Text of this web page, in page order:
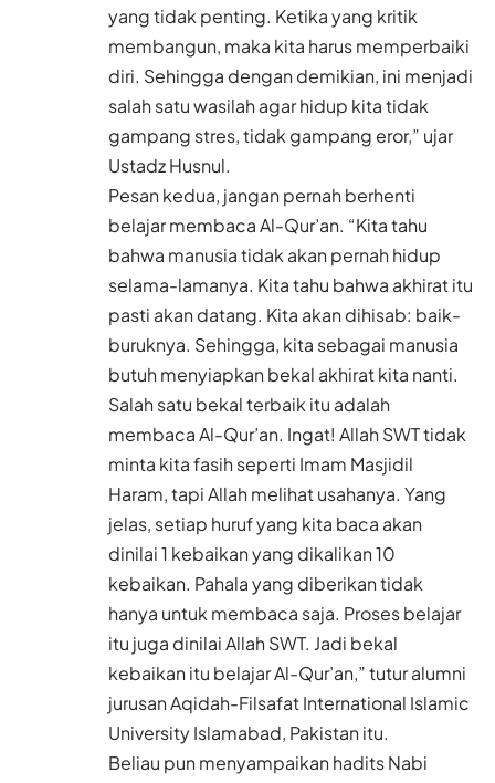
yang tidak penting. Ketika yang kritik
membangun, maka kita harus memperbaiki
diri. Sehingga dengan demikian, ini menjadi
salah satu wasilah agar hidup kita tidak
gampang stres, tidak gampang eror,” ujar
Ustadz Husnul.
Pesan kedua, jangan pernah berhenti
belajar membaca Al-Qur’an. “Kita tahu
bahwa manusia tidak akan pernah hidup
selama-lamanya. Kita tahu bahwa akhirat itu
pasti akan datang. Kita akan dihisab: baik-
buruknya. Sehingga, kita sebagai manusia
butuh menyiapkan bekal akhirat kita nanti.
Salah satu bekal terbaik itu adalah
membaca Al-Qur’an. Ingat! Allah SWT tidak
minta kita fasih seperti Imam Masjidil
Haram, tapi Allah melihat usahanya. Yang
jelas, setiap huruf yang kita baca akan
dinilai 1 kebaikan yang dikalikan 10
kebaikan. Pahala yang diberikan tidak
hanya untuk membaca saja. Proses belajar
itu juga dinilai Allah SWT. Jadi bekal
kebaikan itu belajar Al-Qur’an,” tutur alumni
jurusan Aqidah-Filsafat International Islamic
University Islamabad, Pakistan itu.
Beliau pun menyampaikan hadits Nabi